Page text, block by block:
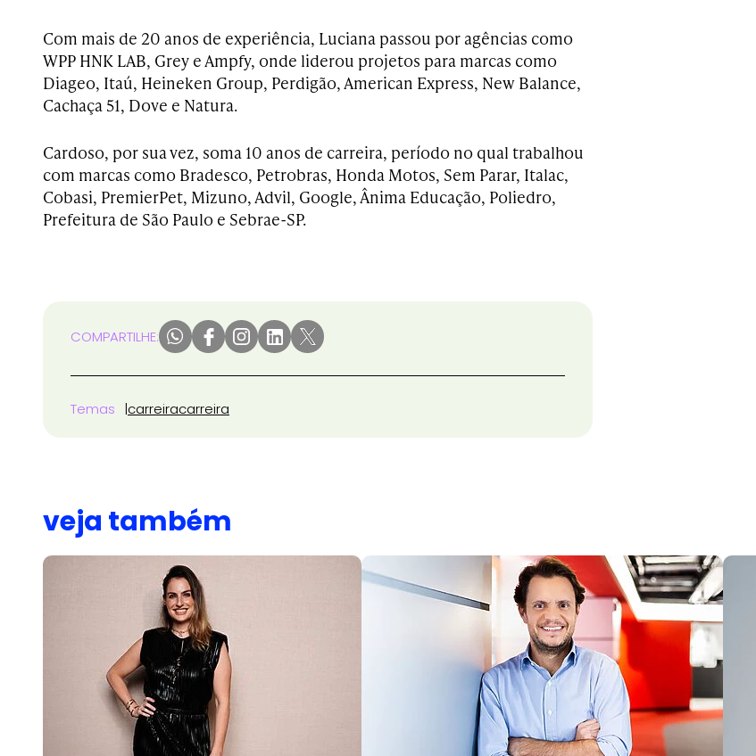
Com mais de 20 anos de experiência, Luciana passou por agências como
WPP HNK LAB, Grey e Ampfy, onde liderou projetos para marcas como
Diageo, Itaú, Heineken Group, Perdigão, American Express, New Balance,
Cachaça 51, Dove e Natura.
Cardoso, por sua vez, soma 10 anos de carreira, período no qual trabalhou
com marcas como Bradesco, Petrobras, Honda Motos, Sem Parar, Italac,
Cobasi, PremierPet, Mizuno, Advil, Google, Ânima Educação, Poliedro,
Prefeitura de São Paulo e Sebrae-SP.
COMPARTILHE:
Temas carreiracarreira
veja também